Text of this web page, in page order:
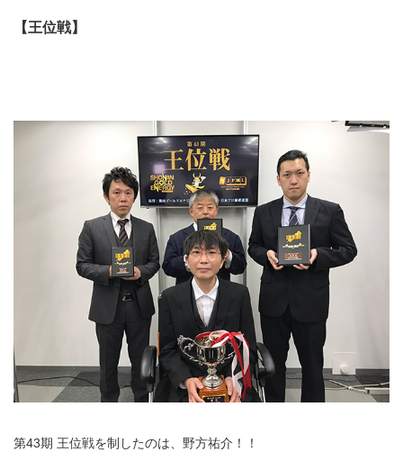
【王位戦】
第43期 王位戦を制したのは、野方祐介！！